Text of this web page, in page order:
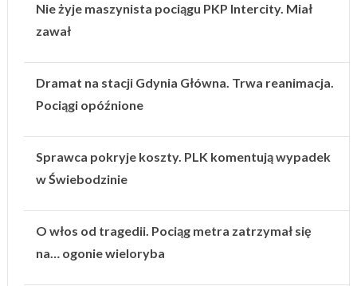
Nie żyje maszynista pociągu PKP Intercity. Miał
zawał
Dramat na stacji Gdynia Główna. Trwa reanimacja.
Pociągi opóźnione
Sprawca pokryje koszty. PLK komentują wypadek
w Świebodzinie
O włos od tragedii. Pociąg metra zatrzymał się
na… ogonie wieloryba